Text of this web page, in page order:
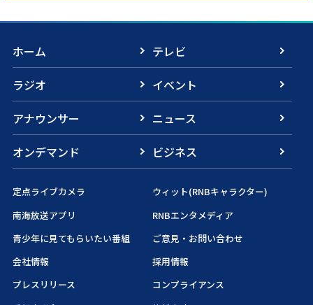
ホーム
テレビ
ラジオ
イベント
アナウンサー
ニュース
オンデマンド
ビジネス
定点ライブカメラ
ウィット(RNBキャラクター)
南海放送アプリ
RNBエンタメディア
青少年に見てもらいたい番組
ご意見・お問い合わせ
会社情報
採用情報
プレスリリース
コンプライアンス